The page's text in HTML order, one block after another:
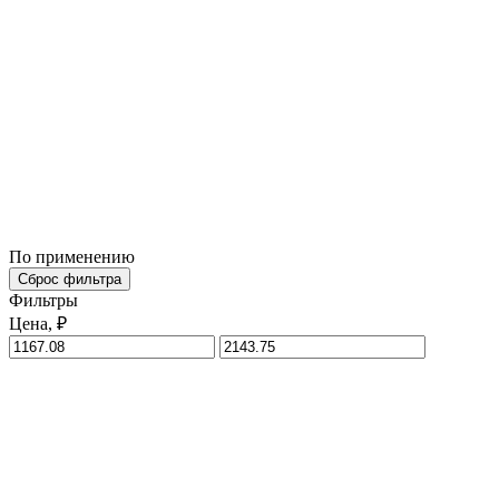
По применению
Сброс фильтра
Фильтры
Цена, ₽